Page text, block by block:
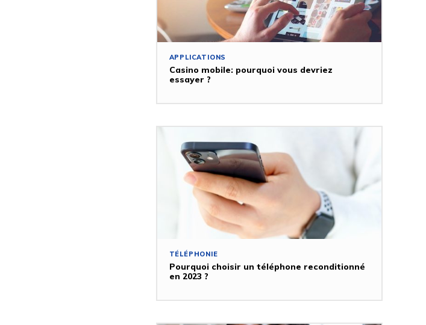
APPLICATIONS
Casino mobile: pourquoi vous devriez
essayer ?
TÉLÉPHONIE
Pourquoi choisir un téléphone reconditionné
en 2023 ?